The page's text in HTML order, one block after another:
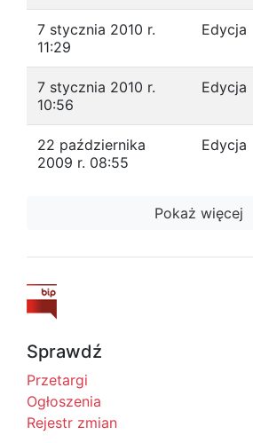
7 stycznia 2010 r.
11:29
Edycja
7 stycznia 2010 r.
10:56
Edycja
22 października
2009 r. 08:55
Edycja
Pokaż więcej
Sprawdź
Przetargi
Ogłoszenia
Rejestr zmian